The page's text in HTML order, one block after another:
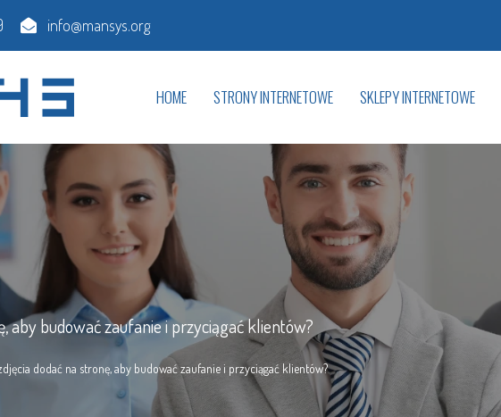
info@mansys.org
HOME STRONY INTERNETOWE SKLEPY INTERNETOWE
aby budować zaufanie i przyciągać klientów?
dodać na stronę, aby budować zaufanie i przyciągać klientów?